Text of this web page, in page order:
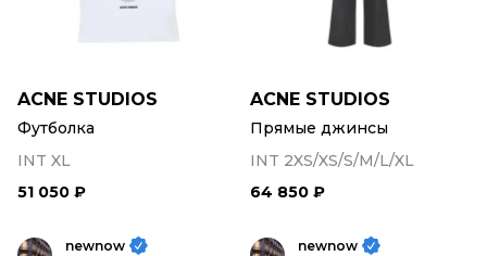
ACNE STUDIOS
Футболка
INT XL
51 050 ₽
ACNE STUDIOS
Прямые джинсы
INT 2XS/XS/S/M/L/XL
64 850 ₽
newnow
newnow